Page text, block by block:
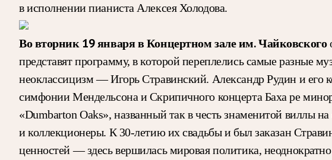
в исполнении пианиста Алексея Холодова.
Во вторник 19 января в Концертном зале им. Чайковского
представят программу, в которой переплелись самые
неоклассицизм — Игорь Стравинский. Александр Рудин и его
симфонии Мендельсона и Скрипичного концерта Баха ре
«Dumbarton Oaks», названный так в честь знаменитой виллы
и коллекционеры. К 30-летию их свадьбы и был заказан
ценностей — здесь вершилась мировая политика,